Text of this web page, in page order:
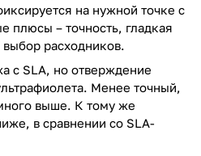
на нужной точке с
плюсы – точность, гладкая
расходников.
с SLA, но отверждение
Менее точный,
выше. К тому же
в сравнении со SLA-